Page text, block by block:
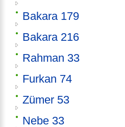
Bakara 179
Bakara 216
Rahman 33
Furkan 74
Zümer 53
Nebe 33